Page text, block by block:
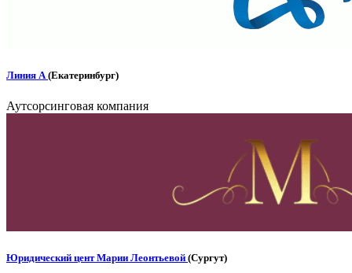
Линия А(Екатеринбург)
Аутсорсинговая компания
Юридический цент Марии Леонтьевой (Сургут)